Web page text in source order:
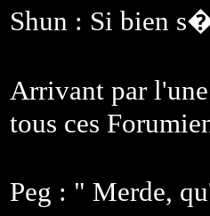
Shun : Si bien
Arrivant par
tous ces
Peg : " Merde,